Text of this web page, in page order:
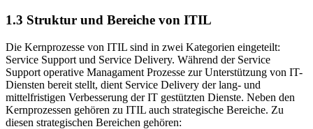
1.3 Struktur und Bereiche von ITIL
Die Kernprozesse von ITIL sind in zwei Kategorien eingeteilt:
Service Support und Service Delivery. Während der Service
Support operative Managament Prozesse zur Unterstützung von IT-
Diensten bereit stellt, dient Service Delivery der lang- und
mittelfristigen Verbesserung der IT gestützten Dienste. Neben den
Kernprozessen gehören zu ITIL auch strategische Bereiche. Zu
diesen strategischen Bereichen gehören: